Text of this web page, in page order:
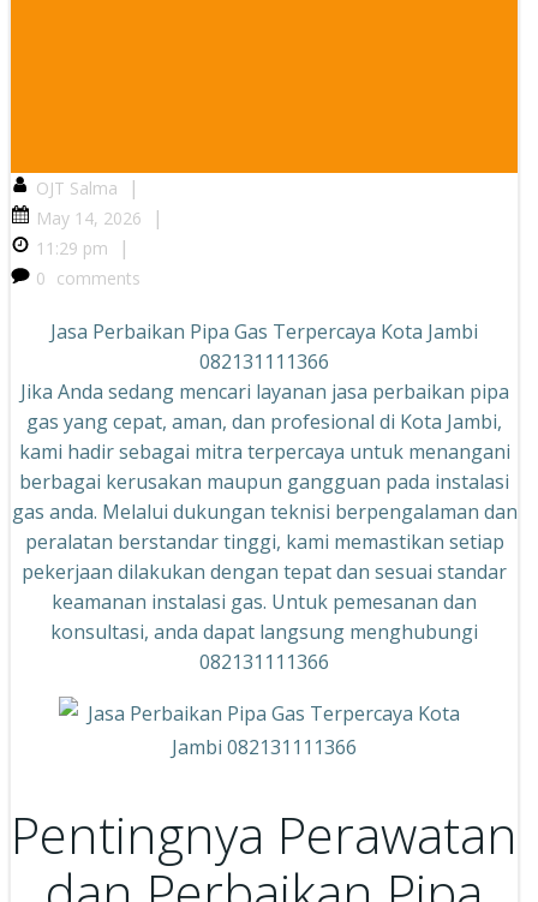
OJT Salma |
May 14, 2026 |
11:29 pm |
0 comments
Jasa Perbaikan Pipa Gas Terpercaya Kota Jambi
082131111366
Jika Anda sedang mencari layanan jasa perbaikan pipa
gas yang cepat, aman, dan profesional di Kota Jambi,
kami hadir sebagai mitra terpercaya untuk menangani
berbagai kerusakan maupun gangguan pada instalasi
gas anda. Melalui dukungan teknisi berpengalaman dan
peralatan berstandar tinggi, kami memastikan setiap
pekerjaan dilakukan dengan tepat dan sesuai standar
keamanan instalasi gas. Untuk pemesanan dan
konsultasi, anda dapat langsung menghubungi
082131111366
Pentingnya Perawatan